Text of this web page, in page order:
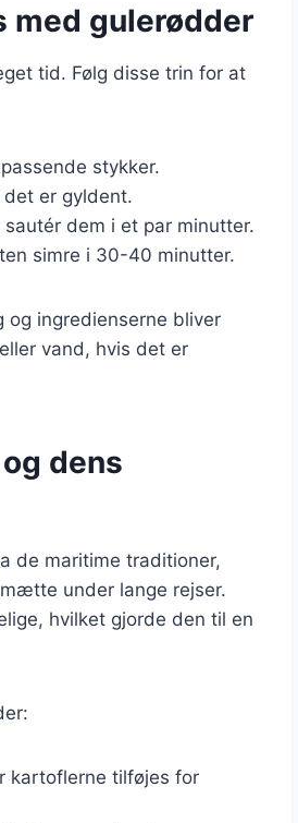
med gulerødder
tid. Følg disse trin for at
stykker.
er gyldent.
dem i et par minutter.
simre i 30-40 minutter.
og ingredienserne bliver
vand, hvis det er
dens
de maritime traditioner,
under lange rejser.
hvilket gjorde den til en
kartoflerne tilføjes for